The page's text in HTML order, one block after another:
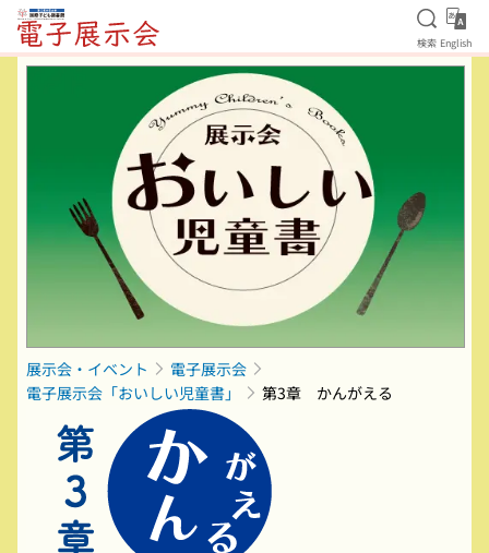
本文へ移動
検索を
検索 English
展示会・イベント
電子展示会
電子展示会「おいしい児童書」
第3章 かんがえる